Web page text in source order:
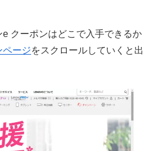
クーポンはどこで入手できるか
ページをスクロールしていくと出